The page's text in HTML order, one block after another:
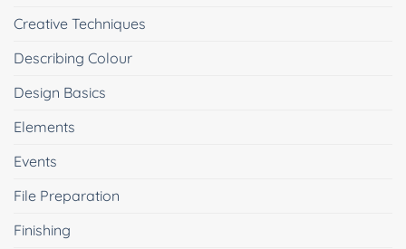
Creative Techniques
Describing Colour
Design Basics
Elements
Events
File Preparation
Finishing